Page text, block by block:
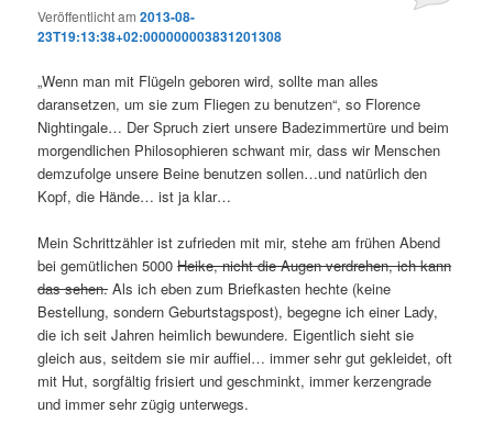
Veröffentlicht am2013-08-
23T19:13:38+02:000000003831201308
„Wenn man mit Flügeln geboren wird, sollte man alles
daransetzen, um sie zum Fliegen zu benutzen“, so Florence
Nightingale… Der Spruch ziert unsere Badezimmertüre und beim
morgendlichen Philosophieren schwant mir, dass wir Menschen
demzufolge unsere Beine benutzen sollen…und natürlich den
Kopf, die Hände… ist ja klar…
Mein Schrittzähler ist zufrieden mit mir, stehe am frühen Abend
bei gemütlichen 5000Heike, nicht die Augen verdrehen, ich kann
das sehen. Als ich eben zum Briefkasten hechte (keine
Bestellung, sondern Geburtstagspost), begegne ich einer Lady,
die ich seit Jahren heimlich bewundere. Eigentlich sieht sie
gleich aus, seitdem sie mir auffiel… immer sehr gut gekleidet, oft
mit Hut, sorgfältig frisiert und geschminkt, immer kerzengrade
und immer sehr zügig unterwegs.